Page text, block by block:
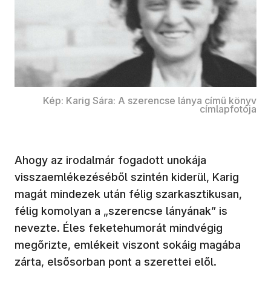
Kép: Karig Sára: A szerencse lánya című könyv
címlapfotója
Ahogy az irodalmár fogadott unokája
visszaemlékezéséből szintén kiderül, Karig
magát mindezek után félig szarkasztikusan,
félig komolyan a „szerencse lányának” is
nevezte. Éles feketehumorát mindvégig
megőrizte, emlékeit viszont sokáig magába
zárta, elsősorban pont a szerettei elől.